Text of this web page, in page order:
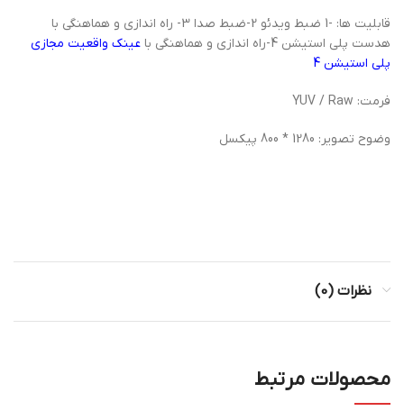
قابلیت ها: -1 ضبط ویدئو 2-ضبط صدا 3- راه اندازی و هماهنگی با
هدست پلی استیشن 4-راه اندازی و هماهنگی با
عینک واقعیت مجازی
پلی استیشن 4
فرمت: YUV / Raw
وضوح تصویر: 1280 * 800 پیکسل
نظرات (0)
محصولات مرتبط